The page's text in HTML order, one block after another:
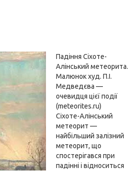
Падіння Сіхоте-
Алінський метеорита.
Малюнок худ. П.І.
Медведєва —
очевидця цієї події
(meteorites.ru)
Сіхоте-Алінський
метеорит —
найбільший залізний
метеорит, що
спостерігався при
падінні і відноситься